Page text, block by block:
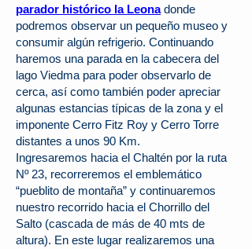
parador histórico la Leonadonde
podremos observar un pequeño museo y
consumir algún refrigerio. Continuando
haremos una parada en la cabecera del
lago Viedma para poder observarlo de
cerca, así como también poder apreciar
algunas estancias típicas de la zona y el
imponente Cerro Fitz Roy y Cerro Torre
distantes a unos 90 Km.
Ingresaremos hacia el Chaltén por la ruta
Nº 23, recorreremos el emblemático
“pueblito de montaña” y continuaremos
nuestro recorrido hacia el Chorrillo del
Salto (cascada de más de 40 mts de
altura). En este lugar realizaremos una